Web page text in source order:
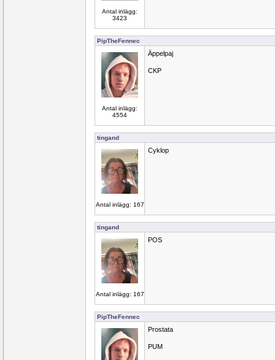
Antal inlägg:
3423
PipTheFennec
Antal inlägg:
4554
Äppelpaj
CKP
tingand
Antal inlägg: 167
Cyklop
tingand
Antal inlägg: 167
POS
PipTheFennec
Prostata
PUM